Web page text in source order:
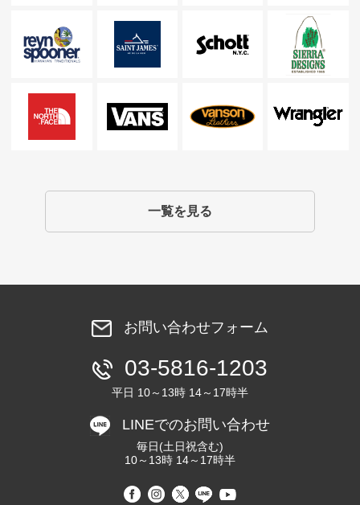
一覧を見る
お問い合わせフォーム
03-5816-1203
平日 10～13時 14～17時半
LINEでのお問い合わせ
毎日(土日祝含む)
10～13時 14～17時半